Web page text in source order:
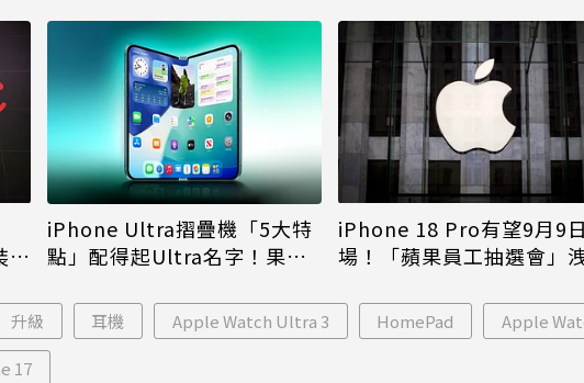
晶
iPhone Ultra摺疊機「5大特
點」配得起Ultra名字！果粉
iPhone 18 Pro有望9月9
場！「蘋果員工抽選會」
升級 耳機 Apple Watch Ultra 3 HomePad Apple
17